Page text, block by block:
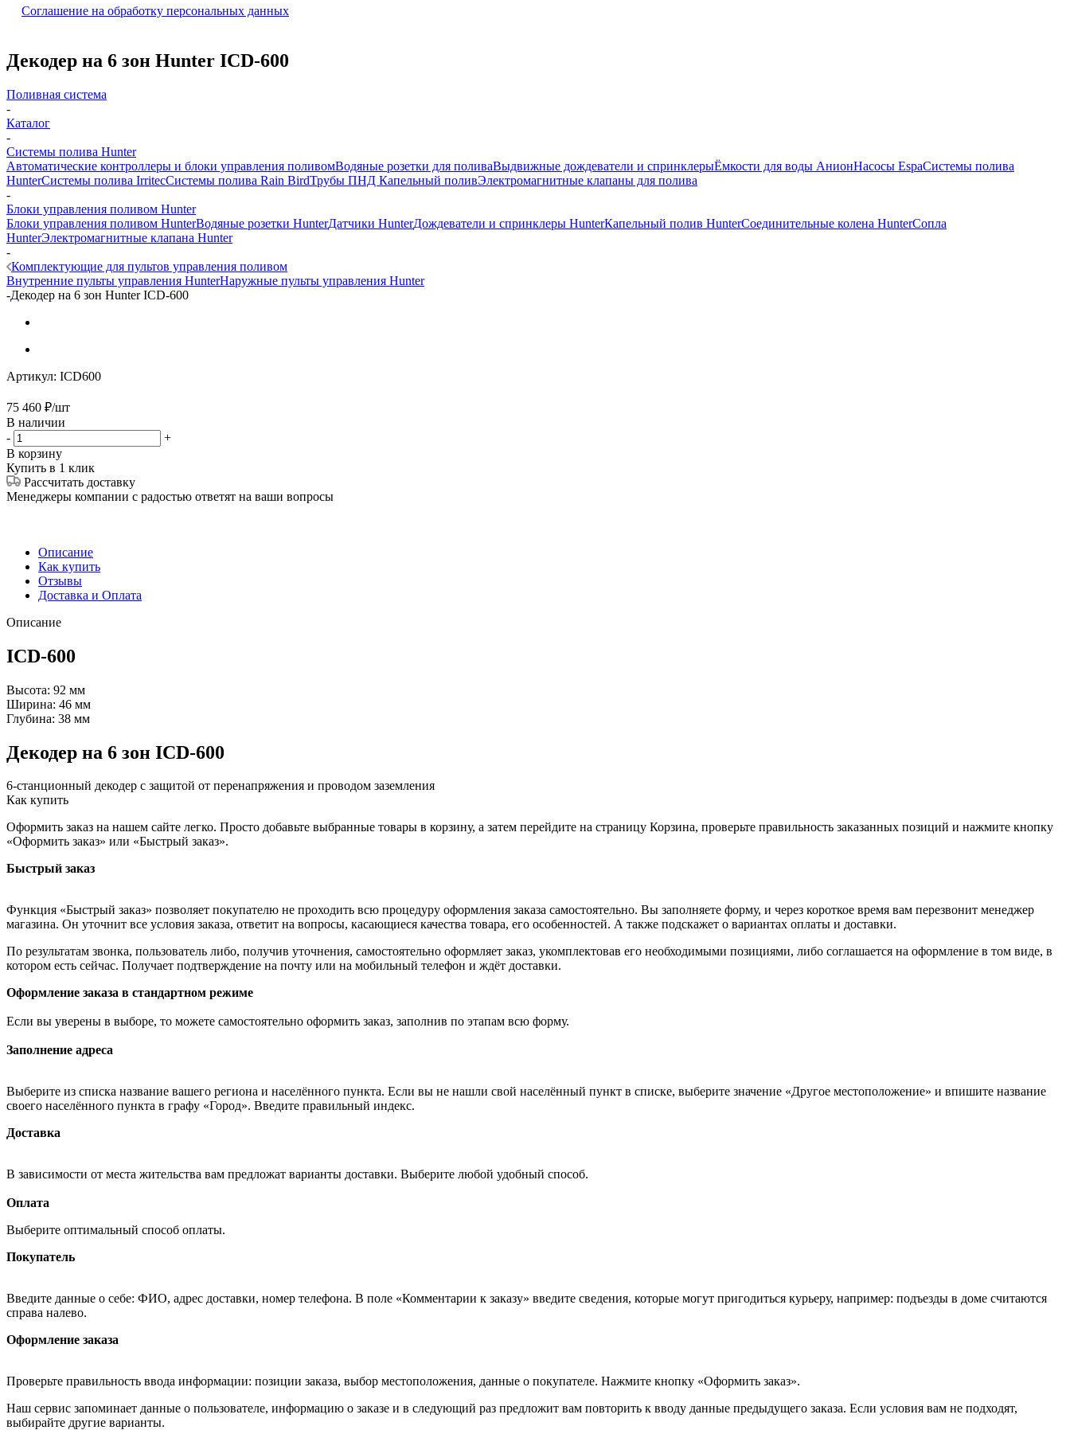
Соглашение на обработку персональных данных
Декодер на 6 зон Hunter ICD-600
Поливная система
-
Каталог
-
Системы полива Hunter
Автоматические контроллеры и блоки управления поливомВодяные розетки для поливаВыдвижные дождеватели и спринклерыЁмкости для воды АнионНасосы EspaСистемы полива
HunterСистемы полива IrritecСистемы полива Rain BirdТрубы ПНД Капельный поливЭлектромагнитные клапаны для полива
-
Блоки управления поливом Hunter
Блоки управления поливом HunterВодяные розетки HunterДатчики HunterДождеватели и спринклеры HunterКапельный полив HunterСоединительные колена HunterСопла
HunterЭлектромагнитные клапана Hunter
-
Комплектующие для пультов управления поливом
Внутренние пульты управления HunterНаружные пульты управления Hunter
-Декодер на 6 зон Hunter ICD-600
Артикул: ICD600
75 460 ₽/шт
В наличии
-
+
В корзину
Купить в 1 клик
Рассчитать доставку
Менеджеры компании с радостью ответят на ваши вопросы
Описание
Как купить
Отзывы
Доставка и Оплата
Описание
ICD-600
Высота: 92 мм
Ширина: 46 мм
Глубина: 38 мм
Декодер на 6 зон ICD-600
6-станционный декодер с защитой от перенапряжения и проводом заземления
Как купить
Оформить заказ на нашем сайте легко. Просто добавьте выбранные товары в корзину, а затем перейдите на страницу Корзина, проверьте правильность заказанных позиций и нажмите кнопку
«Оформить заказ» или «Быстрый заказ».
Быстрый заказ
Функция «Быстрый заказ» позволяет покупателю не проходить всю процедуру оформления заказа самостоятельно. Вы заполняете форму, и через короткое время вам перезвонит менеджер
магазина. Он уточнит все условия заказа, ответит на вопросы, касающиеся качества товара, его особенностей. А также подскажет о вариантах оплаты и доставки.
По результатам звонка, пользователь либо, получив уточнения, самостоятельно оформляет заказ, укомплектовав его необходимыми позициями, либо соглашается на оформление в том виде, в
котором есть сейчас. Получает подтверждение на почту или на мобильный телефон и ждёт доставки.
Оформление заказа в стандартном режиме
Если вы уверены в выборе, то можете самостоятельно оформить заказ, заполнив по этапам всю форму.
Заполнение адреса
Выберите из списка название вашего региона и населённого пункта. Если вы не нашли свой населённый пункт в списке, выберите значение «Другое местоположение» и впишите название
своего населённого пункта в графу «Город». Введите правильный индекс.
Доставка
В зависимости от места жительства вам предложат варианты доставки. Выберите любой удобный способ.
Оплата
Выберите оптимальный способ оплаты.
Покупатель
Введите данные о себе: ФИО, адрес доставки, номер телефона. В поле «Комментарии к заказу» введите сведения, которые могут пригодиться курьеру, например: подъезды в доме считаются
справа налево.
Оформление заказа
Проверьте правильность ввода информации: позиции заказа, выбор местоположения, данные о покупателе. Нажмите кнопку «Оформить заказ».
Наш сервис запоминает данные о пользователе, информацию о заказе и в следующий раз предложит вам повторить к вводу данные предыдущего заказа. Если условия вам не подходят,
выбирайте другие варианты.